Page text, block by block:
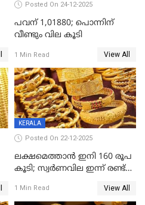
Posted On 24-12-2025
പവന് 1,01880; പൊന്നിന്
വീണ്ടും വില കൂടി
1 Min Read View All
KERALA
Posted On 22-12-2025
ലക്ഷമെത്താൻ ഇനി 160 രൂപ
കൂടി; സ്വർണവില ഇന്ന് രണ്ട്
1 Min Read View All